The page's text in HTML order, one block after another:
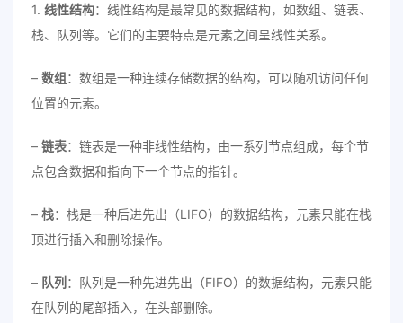
1. 线性结构：线性结构是最常见的数据结构，如数组、链表、
栈、队列等。它们的主要特点是元素之间呈线性关系。
– 数组：数组是一种连续存储数据的结构，可以随机访问任何
位置的元素。
– 链表：链表是一种非线性结构，由一系列节点组成，每个节
点包含数据和指向下一个节点的指针。
– 栈：栈是一种后进先出（LIFO）的数据结构，元素只能在栈
顶进行插入和删除操作。
– 队列 ：队列是一种先进先出（FIFO）的数据结构，元素只能
在队列的尾部插入，在头部删除。